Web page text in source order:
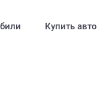
Купить авто